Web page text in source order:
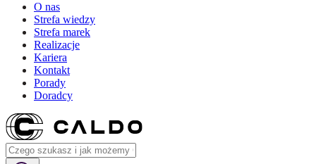
O nas
Strefa wiedzy
Strefa marek
Realizacje
Kariera
Kontakt
Porady
Doradcy